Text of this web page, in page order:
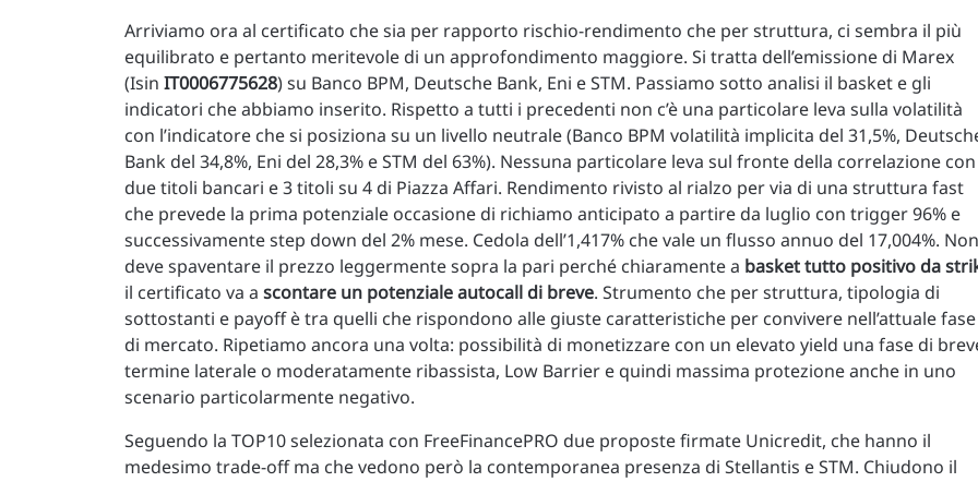
Arriviamo ora al certificato che sia per rapporto rischio-rendimento che per struttura, ci sembra il più
equilibrato e pertanto meritevole di un approfondimento maggiore. Si tratta dell’emissione di Marex
(Isin IT0006775628) su Banco BPM, Deutsche Bank, Eni e STM. Passiamo sotto analisi il basket e gli
indicatori che abbiamo inserito. Rispetto a tutti i precedenti non c’è una particolare leva sulla volatilità
con l’indicatore che si posiziona su un livello neutrale (Banco BPM volatilità implicita del 31,5%,
Bank del 34,8%, Eni del 28,3% e STM del 63%). Nessuna particolare leva sul fronte della correlazione con
due titoli bancari e 3 titoli su 4 di Piazza Affari. Rendimento rivisto al rialzo per via di una struttura fast
che prevede la prima potenziale occasione di richiamo anticipato a partire da luglio con trigger 96% e
successivamente step down del 2% mese. Cedola dell’1,417% che vale un flusso annuo del 17,004%. Non
deve spaventare il prezzo leggermente sopra la pari perché chiaramente a basket tutto positivo da
il certificato va a scontare un potenziale autocall di breve. Strumento che per struttura, tipologia di
sottostanti e payoff è tra quelli che rispondono alle giuste caratteristiche per convivere nell’attuale fase
di mercato. Ripetiamo ancora una volta: possibilità di monetizzare con un elevato yield una fase di
termine laterale o moderatamente ribassista, Low Barrier e quindi massima protezione anche in uno
scenario particolarmente negativo.
Seguendo la TOP10 selezionata con FreeFinancePRO due proposte firmate Unicredit, che hanno il
medesimo trade-off ma che vedono però la contemporanea presenza di Stellantis e STM. Chiudono il